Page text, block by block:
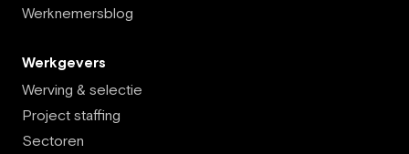
Werknemersblog
Werkgevers
Werving & selectie
Project staffing
Sectoren